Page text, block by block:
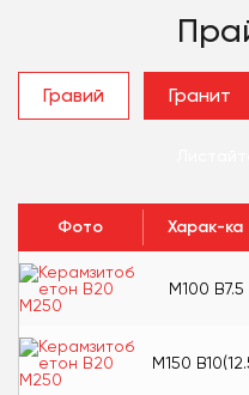
Гравий Гранит
Фото Харак-ка
М100 В7.5
М150